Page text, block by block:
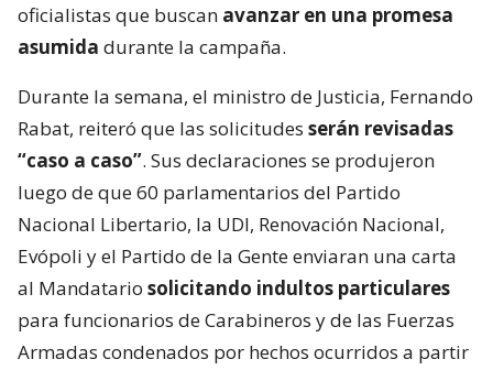
oficialistas que buscan avanzar en una promesa
asumida durante la campaña.
Durante la semana, el ministro de Justicia, Fernando
Rabat, reiteró que las solicitudes serán revisadas
“caso a caso”. Sus declaraciones se produjeron
luego de que 60 parlamentarios del Partido
Nacional Libertario, la UDI, Renovación Nacional,
Evópoli y el Partido de la Gente enviaran una carta
al Mandatario solicitando indultos particulares
para funcionarios de Carabineros y de las Fuerzas
Armadas condenados por hechos ocurridos a partir